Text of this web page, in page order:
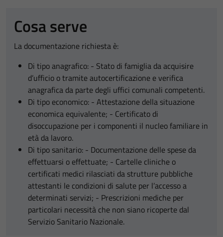
Cosa serve
La documentazione richiesta è:
Di tipo anagrafico: - Stato di famiglia da acquisire
d’ufficio o tramite autocertificazione e verifica
anagrafica da parte degli uffici comunali competenti.
Di tipo economico: - Attestazione della situazione
economica equivalente; - Certificato di
disoccupazione per i componenti il nucleo familiare in
età da lavoro.
Di tipo sanitario: - Documentazione delle spese da
effettuarsi o effettuate; - Cartelle cliniche o
certificati medici rilasciati da strutture pubbliche
attestanti le condizioni di salute per l’accesso a
determinati servizi; - Prescrizioni mediche per
particolari necessità che non siano ricoperte dal
Servizio Sanitario Nazionale.